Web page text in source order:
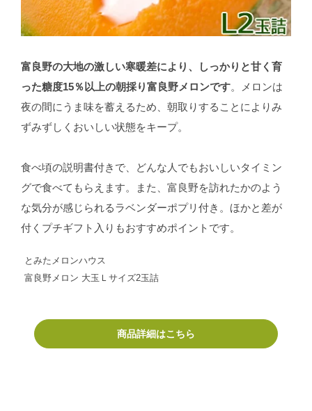
富良野の大地の激しい寒暖差により、しっかりと甘く育
った糖度15％以上の朝採り富良野メロンです。メロンは
夜の間にうま味を蓄えるため、朝取りすることによりみ
ずみずしくおいしい状態をキープ。
食べ頃の説明書付きで、どんな人でもおいしいタイミン
グで食べてもらえます。また、富良野を訪れたかのよう
な気分が感じられるラベンダーポプリ付き。ほかと差が
付くプチギフト入りもおすすめポイントです。
とみたメロンハウス
富良野メロン 大玉Ｌサイズ2玉詰
商品詳細はこちら